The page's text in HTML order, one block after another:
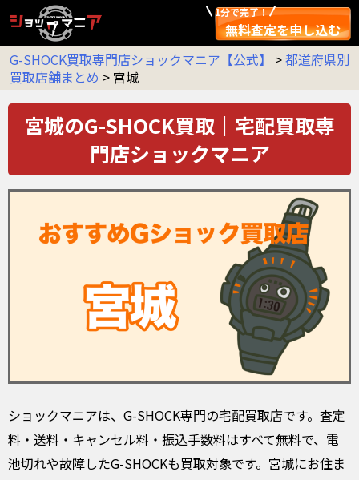
1分で完了！
無料査定を申し込む
G-SHOCK買取専門店ショックマニア【公式】
>都道府県別
買取店舗まとめ > 宮城
宮城のG-SHOCK買取｜宅配買取専
門店ショックマニア
ショックマニアは、G-SHOCK専門の宅配買取店です。査定
料・送料・キャンセル料・振込手数料はすべて無料で、電
池切れや故障したG-SHOCKも買取対象です。宮城にお住ま